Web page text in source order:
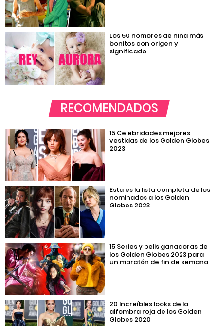
Los 50 nombres de niña más
bonitos con origen y
significado
RECOMENDADOS
15 Celebridades mejores
vestidas de los Golden Globes
2023
Esta es la lista completa de los
nominados a los Golden
Globes 2023
15 Series y pelis ganadoras de
los Golden Globes 2023 para
un maratón de fin de semana
20 Increíbles looks de la
alfombra roja de los Golden
Globes 2020